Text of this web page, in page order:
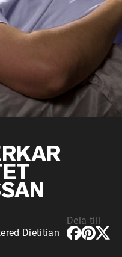
Seller
gräsbetande djur
från get
Powders
Dietitian
Dela till